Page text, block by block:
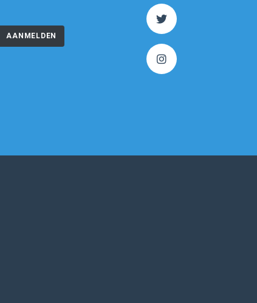
AANMELDEN